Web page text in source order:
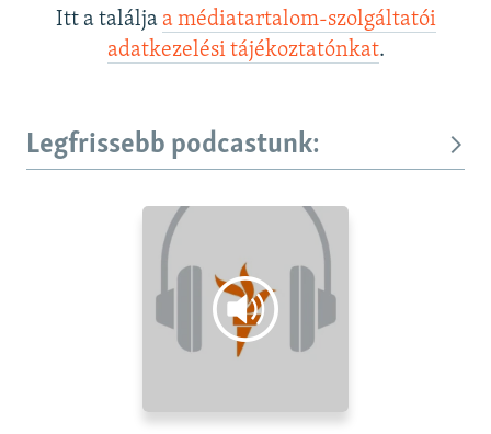
Itt a találja a médiatartalom-szolgáltatói
adatkezelési tájékoztatónkat.
Legfrissebb podcastunk: